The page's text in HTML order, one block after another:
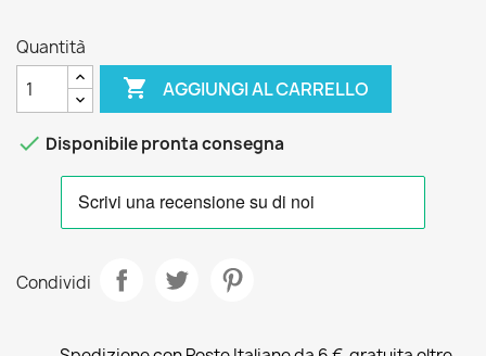
Quantità
 AGGIUNGI AL CARRELLO
 Disponibile pronta consegna
Condividi